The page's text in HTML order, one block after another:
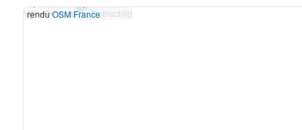
renduOSM France
Villa Ephrussi de Rothschild